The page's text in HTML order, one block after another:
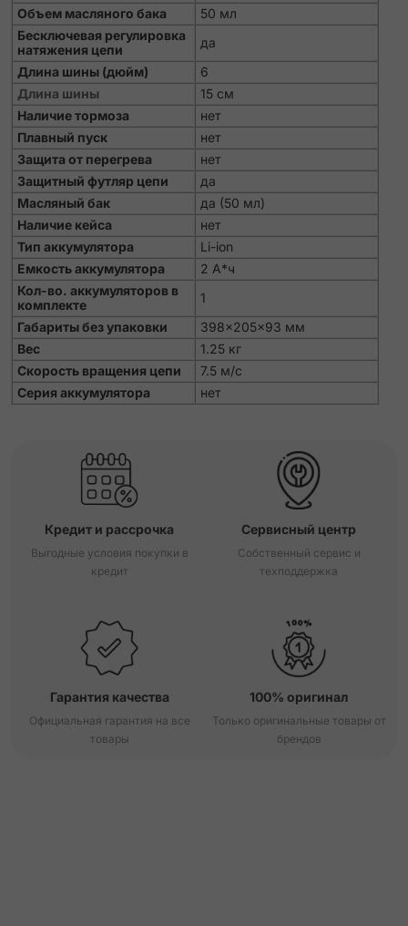
Объем масляного бака
50 мл
Бесключевая регулировка
натяжения цепи
да
Длина шины (дюйм)
6
Длина шины
15 см
Наличие тормоза
нет
Плавный пуск
нет
Защита от перегрева
нет
Защитный футляр цепи
да
Масляный бак
да (50 мл)
Наличие кейса
нет
Тип аккумулятора
Li-ion
Емкость аккумулятора
2 А*ч
Кол-во. аккумуляторов в
комплекте
1
Габариты без упаковки
398x205x93 мм
Вес
1.25 кг
Скорость вращения цепи
7.5 м/с
Серия аккумулятора
нет
Кредит и рассрочка
Выгодные условия покупки в
кредит
Сервисный центр
Собственный сервис и
техподдержка
Гарантия качества
Официальная гарантия на все
товары
100% оригинал
Только оригинальные товары от
брендов